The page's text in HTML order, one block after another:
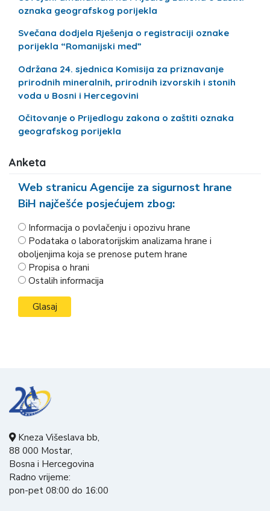
oznaka geografskog porijekla
Svečana dodjela Rješenja o registraciji oznake
porijekla “Romanijski med”
Održana 24. sjednica Komisija za priznavanje
prirodnih mineralnih, prirodnih izvorskih i stonih
voda u Bosni i Hercegovini
Očitovanje o Prijedlogu zakona o zaštiti oznaka
geografskog porijekla
Anketa
Web stranicu Agencije za sigurnost hrane
BiH najčešće posjećujem zbog:
Informacija o povlačenju i opozivu hrane
Podataka o laboratorijskim analizama hrane i
oboljenjima koja se prenose putem hrane
Propisa o hrani
Ostalih informacija
Kneza Višeslava bb,
88 000 Mostar,
Bosna i Hercegovina
Radno vrijeme:
pon-pet 08:00 do 16:00